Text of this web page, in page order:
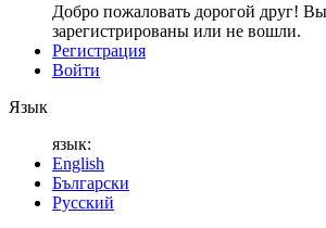
Добро пожаловать дорогой друг!
зарегистрированы или не вошли.
Регистрация
Войти
Язык
язык:
English
Български
Русский